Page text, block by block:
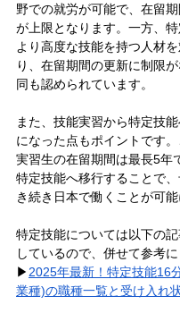
野での就労が可能で、在留
が上限となります。一方、特
より高度な技能を持つ人材
り、在留期間の更新に制限
同も認められています。
また、技能実習から特定技
になった点もポイントです
実習生の在留期間は最長5年
特定技能へ移行することで、
き続き日本で働くことが可能
特定技能については以下の
しているので、併せて参考に
▶︎ 2025年最新！特定技能16
業種)の職種一覧と受け入れ